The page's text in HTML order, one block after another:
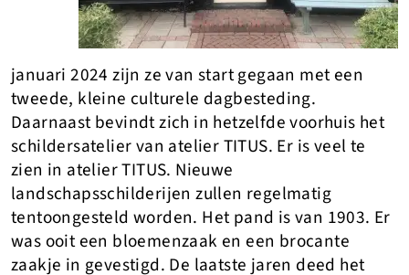
januari 2024 zijn ze van start gegaan met een
tweede, kleine culturele dagbesteding.
Daarnaast bevindt zich in hetzelfde voorhuis het
schildersatelier van atelier TITUS. Er is veel te
zien in atelier TITUS. Nieuwe
landschapsschilderijen zullen regelmatig
tentoongesteld worden. Het pand is van 1903. Er
was ooit een bloemenzaak en een brocante
zaakje in gevestigd. De laatste jaren deed het